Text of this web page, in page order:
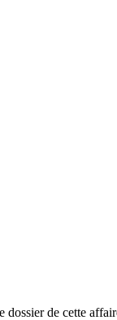
de cette